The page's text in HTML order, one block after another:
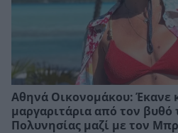
Αθηνά Οικονομάκου: Έκανε
μαργαριτάρια από τον βυθό
Πολυνησίας μαζί με τον